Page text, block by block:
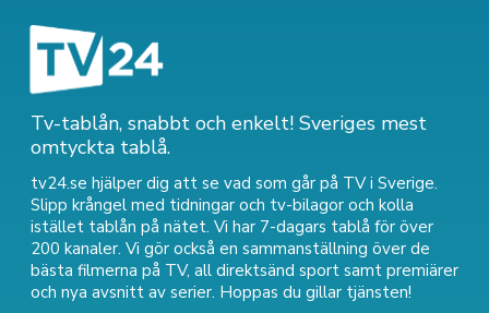
Tv-tablån, snabbt och enkelt! Sveriges mest
omtyckta tablå.
tv24.se hjälper dig att se vad som går på TV i Sverige.
Slipp krångel med tidningar och tv-bilagor och kolla
istället tablån på nätet. Vi har 7-dagars tablå för över
200 kanaler. Vi gör också en sammanställning över de
bästa filmerna på TV, all direktsänd sport samt premiärer
och nya avsnitt av serier. Hoppas du gillar tjänsten!